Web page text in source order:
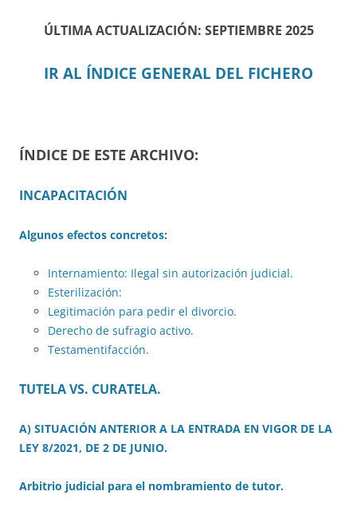
ÚLTIMA ACTUALIZACIÓN: SEPTIEMBRE 2025
IR AL ÍNDICE GENERAL DEL FICHERO
ÍNDICE DE ESTE ARCHIVO:
INCAPACITACIÓN
Algunos efectos concretos:
Internamiento: Ilegal sin autorización judicial.
Esterilización:
Legitimación para pedir el divorcio.
Derecho de sufragio activo.
Testamentifacción.
TUTELA VS. CURATELA.
A) SITUACIÓN ANTERIOR A LA ENTRADA EN VIGOR DE LA
LEY 8/2021, DE 2 DE JUNIO.
Arbitrio judicial para el nombramiento de tutor.